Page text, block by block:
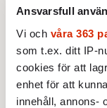
Ansvarsfull
Vi och våra 363
som t.ex. ditt IP-
cookies för att
enhet för att
innehåll, annons-